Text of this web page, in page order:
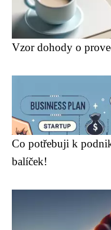
Vzor dohody o
Co potřebuji k
balíček!